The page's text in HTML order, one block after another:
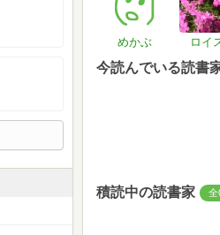
めかぶ ロイ
今読んでいる読書
積読中の読書家 全